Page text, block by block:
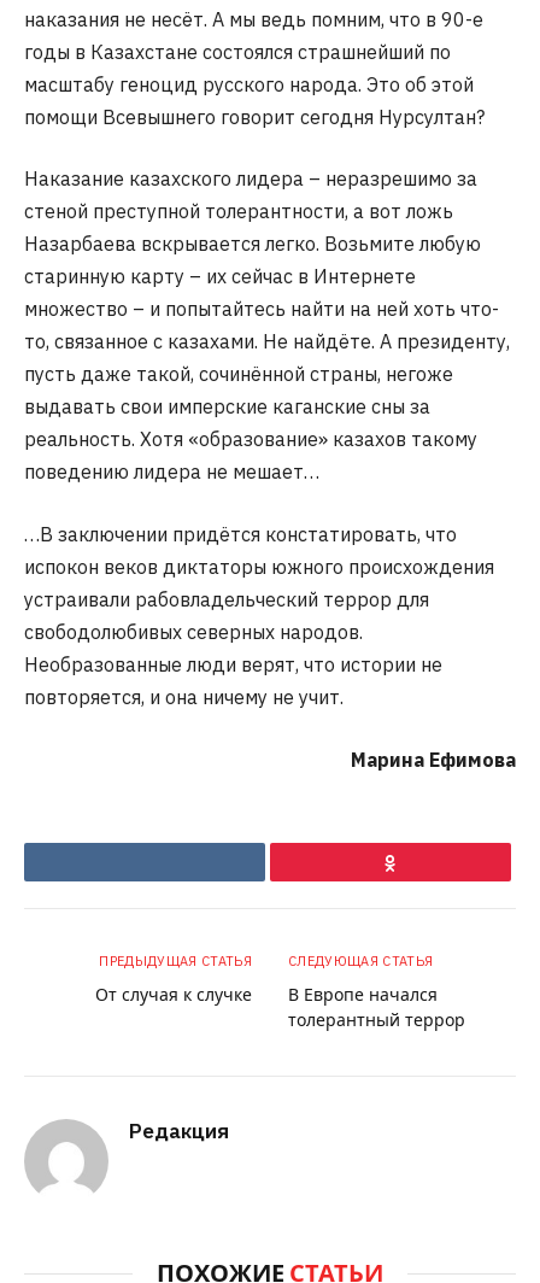
наказания не несёт. А мы ведь помним, что в 90-е
годы в Казахстане состоялся страшнейший по
масштабу геноцид русского народа. Это об этой
помощи Всевышнего говорит сегодня Нурсултан?
Наказание казахского лидера – неразрешимо за
стеной преступной толерантности, а вот ложь
Назарбаева вскрывается легко. Возьмите любую
старинную карту – их сейчас в Интернете
множество – и попытайтесь найти на ней хоть что-
то, связанное с казахами. Не найдёте. А президенту,
пусть даже такой, сочинённой страны, негоже
выдавать свои имперские каганские сны за
реальность. Хотя «образование» казахов такому
поведению лидера не мешает…
…В заключении придётся констатировать, что
испокон веков диктаторы южного происхождения
устраивали рабовладельческий террор для
свободолюбивых северных народов.
Необразованные люди верят, что истории не
повторяется, и она ничему не учит.
Марина Ефимова
Ok
ПРЕДЫДУЩАЯ СТАТЬЯ
От случая к случке
СЛЕДУЮЩАЯ СТАТЬЯ
В Европе начался
толерантный террор
Редакция
ПОХОЖИЕ СТАТЬИ